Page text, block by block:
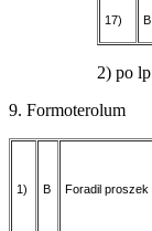
17) B
2) po
9. Formoterolum
1) B Foradil proszek